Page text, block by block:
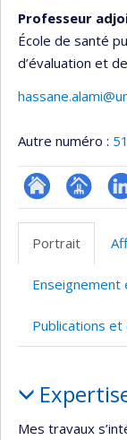
Professeur
École de santé
d’évaluation et
Autre numéro :
ResearchGate
Page
Portrait
Publications et
Mes travaux